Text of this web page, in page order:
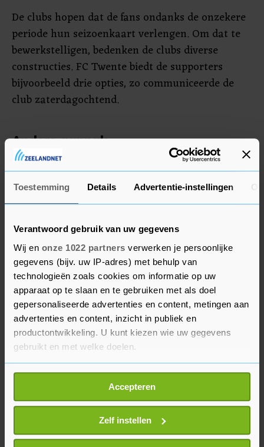
Toestemming Details Advertentie-instellingen
Verantwoord gebruik van uw gegevens
Wij en onze 1022 partners verwerken je persoonlijke
gegevens (bijv. uw IP-adres) met behulp van
technologieën zoals cookies om informatie op uw
apparaat op te slaan en te gebruiken met als doel
gepersonaliseerde advertenties en content, metingen aan
advertenties en content, inzicht in publiek en
productontwikkeling. U kunt kiezen wie uw gegevens
gebruikt en met welke doelen.
Als u het toestaat, willen we ook graag:
Informatie verzamelen over uw geografische
locatie, die tot een paar meter nauwkeurig kan zijn
Uw apparaat identificeren door het actief te
scannen op specifieke eigenschappen (fingerprinting)
Accepteren
Zelf instellen
De clubs hopen dat de fans ondanks de onzekere
periode hun seizoenkaart verlengen. Om dat te
bewerkstelligen, bedenken de clubs diverse
constructies. FC Twente biedt de supporters
bijvoorbeeld drie opties, zo communiceerde de
club zaterdagochtend.
Andere aanpak
"De verlenging vraagt dit jaar een andere aanpak
dan we gewend zijn. Bij het aanbieden van de
seizoenkaart en Premium Seats houden we
rekening dat er komend seizoen wedstrijden
zonder publiek gespeeld kunnen gaan worden.
Hiervoor willen we een tegemoetkoming
aanbieden", aldus FC Twente.
De club uit Enschede biedt de fans de volgende
mogelijkheden: geen tegemoetkoming bij gemiste
duels, tegemoetkoming door middel van een in
het stadion te besteden consumptiebon (tot 100
euro), tegemoetkoming door middel van een
korting op de seizoenkaart voor het seizoen